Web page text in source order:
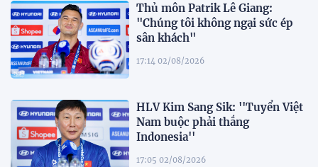
Thủ môn Patrik Lê Giang:
"Chúng tôi không ngại sức ép
sân khách"
17:14 02/08/2026
HLV Kim Sang Sik: ''Tuyển Việt
Nam buộc phải thắng
Indonesia''
17:05 02/08/2026